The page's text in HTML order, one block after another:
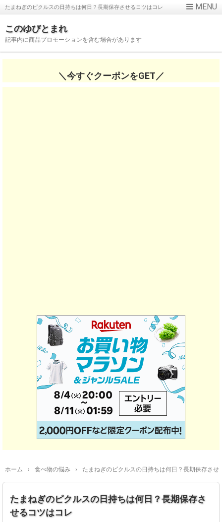
たまねぎのピクルスの日持ちは何日？長期保存させるコツはコレ
このゆびとまれ
記事内に商品プロモーションを含む場合があります
＼今すぐクーポンをGET／
ホーム › 食べ物の悩み › たまねぎのピクルスの日持ちは何日？長期保存させ
たまねぎのピクルスの日持ちは何日？長期保存さ
せるコツはコレ